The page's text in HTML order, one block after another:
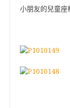
小朋友的兒童座